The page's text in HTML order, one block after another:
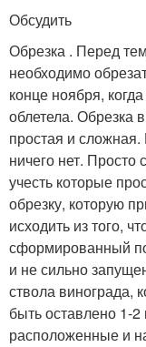
Обсудить
Обрезка . Перед
необходимо
конце ноября,
облетела. Обрезка
простая и
ничего нет.
учесть которые
обрезку, которую
исходить из того,
сформированный
и не сильно
ствола винограда,
быть оставлено 1-2
расположенные и